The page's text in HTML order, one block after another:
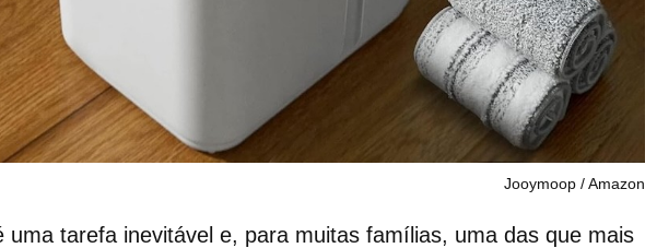
Jooymoop / Amazon
uma tarefa inevitável e, para muitas famílias, uma das que mais